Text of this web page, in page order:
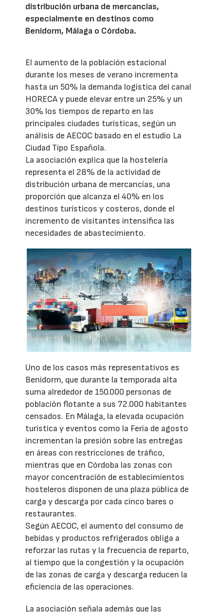
distribución urbana de mercancías,
especialmente en destinos como
Benidorm, Málaga o Córdoba.
El aumento de la población estacional
durante los meses de verano incrementa
hasta un 50% la demanda logística del canal
HORECA y puede elevar entre un 25% y un
30% los tiempos de reparto en las
principales ciudades turísticas, según un
análisis de AECOC basado en el estudio La
Ciudad Tipo Española.
La asociación explica que la hostelería
representa el 28% de la actividad de
distribución urbana de mercancías, una
proporción que alcanza el 40% en los
destinos turísticos y costeros, donde el
incremento de visitantes intensifica las
necesidades de abastecimiento.
Uno de los casos más representativos es
Benidorm, que durante la temporada alta
suma alrededor de 150.000 personas de
población flotante a sus 72.000 habitantes
censados. En Málaga, la elevada ocupación
turística y eventos como la Feria de agosto
incrementan la presión sobre las entregas
en áreas con restricciones de tráfico,
mientras que en Córdoba las zonas con
mayor concentración de establecimientos
hosteleros disponen de una plaza pública de
carga y descarga por cada cinco bares o
restaurantes.
Según AECOC, el aumento del consumo de
bebidas y productos refrigerados obliga a
reforzar las rutas y la frecuencia de reparto,
al tiempo que la congestión y la ocupación
de las zonas de carga y descarga reducen la
eficiencia de las operaciones.
La asociación señala además que las